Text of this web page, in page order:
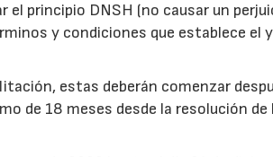
principio DNSH (no causar un
y condiciones que establece el
estas deberán comenzar
de 18 meses desde la resolución de